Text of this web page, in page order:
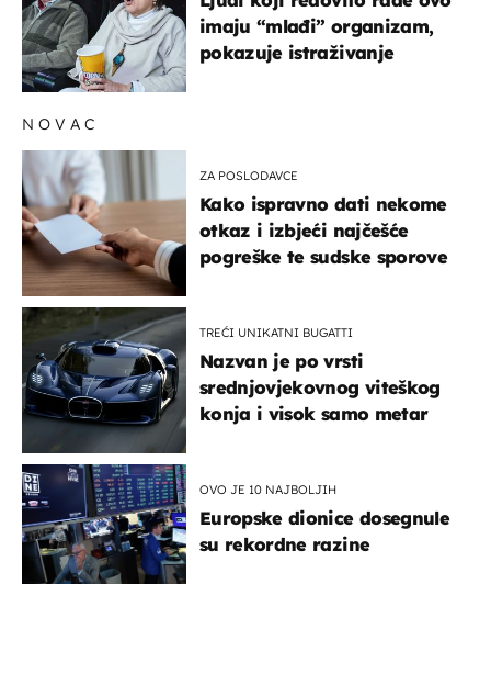
imaju “mlađi” organizam,
pokazuje istraživanje
NOVAC
ZA POSLODAVCE
Kako ispravno dati nekome
otkaz i izbjeći najčešće
pogreške te sudske sporove
TREĆI UNIKATNI BUGATTI
Nazvan je po vrsti
srednjovjekovnog viteškog
konja i visok samo metar
OVO JE 10 NAJBOLJIH
Europske dionice dosegnule
su rekordne razine